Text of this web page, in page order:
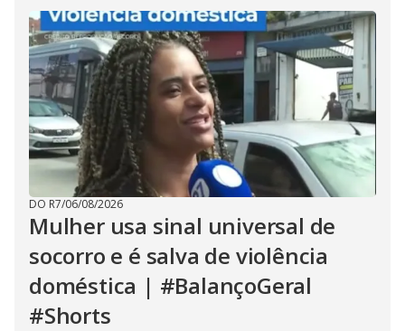
DO R7/06/08/2026
Mulher usa sinal universal de
socorro e é salva de violência
doméstica | #BalançoGeral
#Shorts